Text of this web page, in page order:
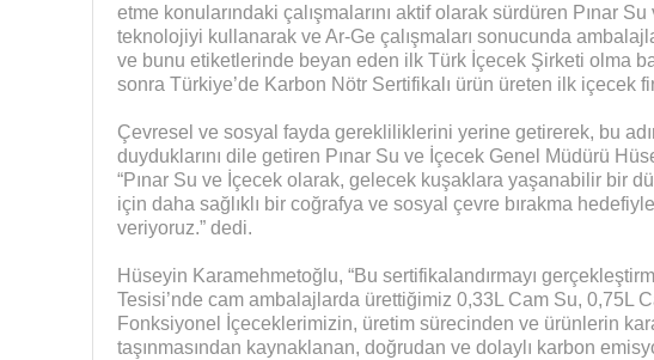
etme konularındaki çalışmalarını aktif olarak sürdüren Pınar
teknolojiyi kullanarak ve Ar-Ge çalışmaları sonucunda
ve bunu etiketlerinde beyan eden ilk Türk İçecek Şirketi olma
sonra Türkiye’de Karbon Nötr Sertifikalı ürün üreten ilk içecek
Çevresel ve sosyal fayda gerekliliklerini yerine getirerek, bu
duyduklarını dile getiren Pınar Su ve İçecek Genel Müdürü
“Pınar Su ve İçecek olarak, gelecek kuşaklara yaşanabilir bir
için daha sağlıklı bir coğrafya ve sosyal çevre bırakma hedefiyle
veriyoruz.” dedi.
Hüseyin Karamehmetoğlu, “Bu sertifikalandırmayı
Tesisi’nde cam ambalajlarda ürettiğimiz 0,33L Cam Su, 0,75L
Fonksiyonel İçeceklerimizin, üretim sürecinden ve ürünlerin
taşınmasından kaynaklanan, doğrudan ve dolaylı karbon